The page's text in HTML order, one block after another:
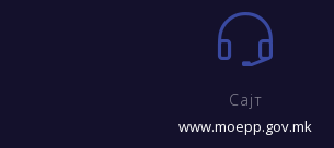
Сајт
www.moepp.gov.mk